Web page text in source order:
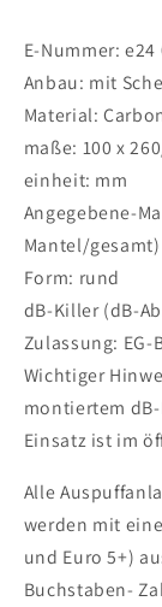
E-Nummer: e24
Anbau: mit
Material:
maße: 100 x
einheit: mm
Angegebene-
Mantel/gesamt)
Form: rund
dB-Killer (dB-
Zulassung: EG-
Wichtiger
montiertem
Einsatz ist im
Alle
werden mit
und Euro 5+)
Buchstaben-